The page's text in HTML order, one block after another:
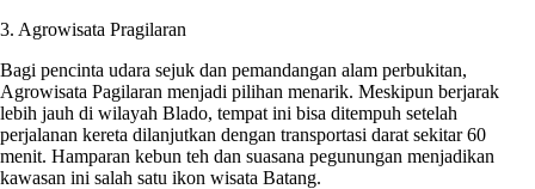
3. Agrowisata Pragilaran
Bagi pencinta udara sejuk dan pemandangan alam perbukitan,
Agrowisata Pagilaran menjadi pilihan menarik. Meskipun berjarak
lebih jauh di wilayah Blado, tempat ini bisa ditempuh setelah
perjalanan kereta dilanjutkan dengan transportasi darat sekitar 60
menit. Hamparan kebun teh dan suasana pegunungan menjadikan
kawasan ini salah satu ikon wisata Batang.